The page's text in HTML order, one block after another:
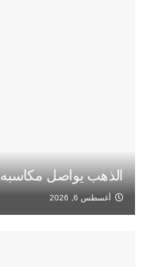
الذهب يواصل مكاسبه
أغسطس 6, 2026